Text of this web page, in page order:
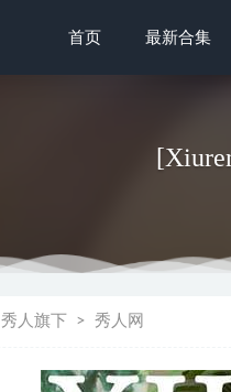
首页 最新合集
秀人旗下 秀人网
[微密圈